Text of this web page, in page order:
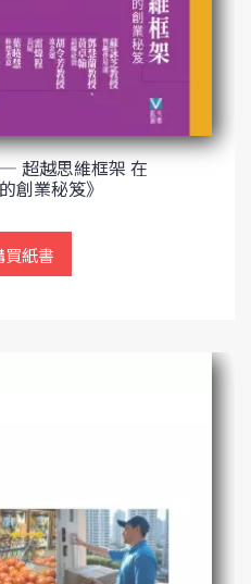
超越思維框架 在
創業秘笈》
買紙書